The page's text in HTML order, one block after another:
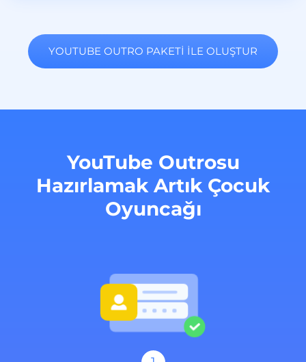
YOUTUBE OUTRO PAKETI İLE OLUŞTUR
YouTube Outrosu
Hazırlamak Artık Çocuk
Oyuncağı